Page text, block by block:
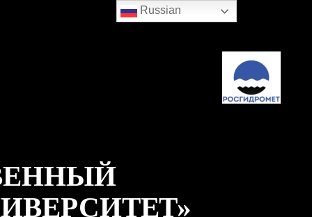
Russian